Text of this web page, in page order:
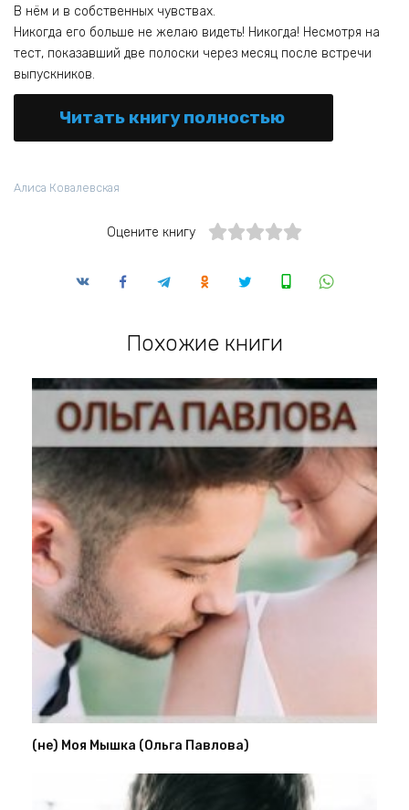
В нём и в собственных чувствах.
Никогда его больше не желаю видеть! Никогда! Несмотря на
тест, показавший две полоски через месяц после встречи
выпускников.
Читать книгу полностью
Алиса Ковалевская
Оцените книгу
Похожие книги
(не) Моя Мышка (Ольга Павлова)